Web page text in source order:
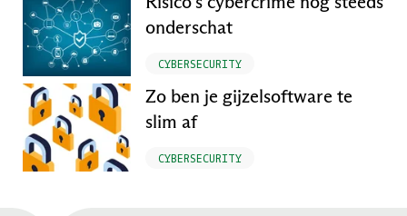
onderschat
CYBERSECURITY
Zo ben je gijzelsoftware te
slim af
CYBERSECURITY